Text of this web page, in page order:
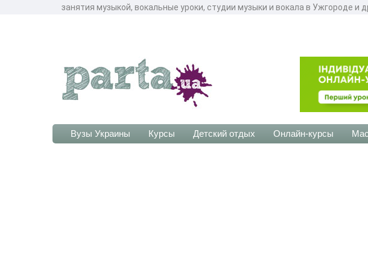
занятия музыкой, вокальные уроки, студии музыки и вокала в Ужгороде
Вузы Украины Курсы Детский отдых Онлайн-курсы